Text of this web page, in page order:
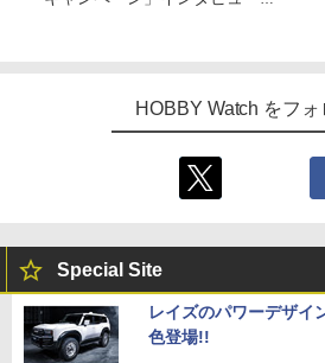
HOBBY Watch をフォ
Special Site
レイズのパワーデザイ
色登場!!